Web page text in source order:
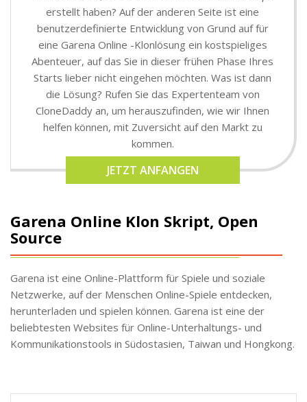
erstellt haben? Auf der anderen Seite ist eine
benutzerdefinierte Entwicklung von Grund auf für
eine Garena Online -Klonlösung ein kostspieliges
Abenteuer, auf das Sie in dieser frühen Phase Ihres
Starts lieber nicht eingehen möchten. Was ist dann
die Lösung? Rufen Sie das Expertenteam von
CloneDaddy an, um herauszufinden, wie wir Ihnen
helfen können, mit Zuversicht auf den Markt zu
kommen.
JETZT ANFANGEN
Garena Online Klon Skript, Open
Source
Garena ist eine Online-Plattform für Spiele und soziale
Netzwerke, auf der Menschen Online-Spiele entdecken,
herunterladen und spielen können. Garena ist eine der
beliebtesten Websites für Online-Unterhaltungs- und
Kommunikationstools in Südostasien, Taiwan und Hongkong.